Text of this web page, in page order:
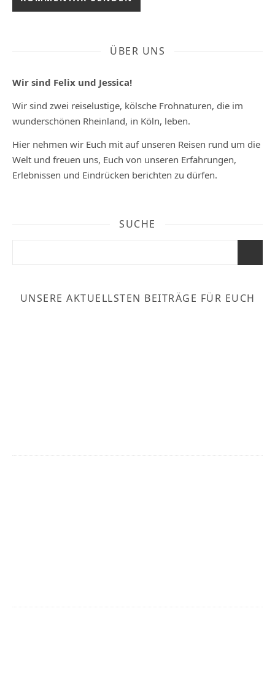
ÜBER UNS
Wir sind Felix und Jessica!
Wir sind zwei reiselustige, kölsche Frohnaturen, die im
wunderschönen Rheinland, in Köln, leben.
Hier nehmen wir Euch mit auf unseren Reisen rund um die
Welt und freuen uns, Euch von unseren Erfahrungen,
Erlebnissen und Eindrücken berichten zu dürfen.
SUCHE
UNSERE AKTUELLSTEN BEITRÄGE FÜR EUCH